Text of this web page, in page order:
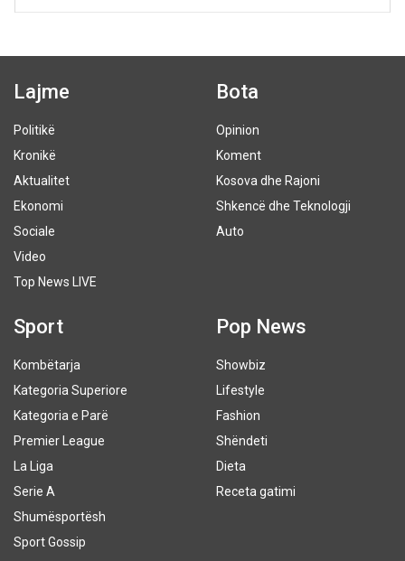
Lajme
Politikë
Kronikë
Aktualitet
Ekonomi
Sociale
Video
Top News LIVE
Bota
Opinion
Koment
Kosova dhe Rajoni
Shkencë dhe Teknologji
Auto
Sport
Kombëtarja
Kategoria Superiore
Kategoria e Parë
Premier League
La Liga
Serie A
Shumësportësh
Sport Gossip
Pop News
Showbiz
Lifestyle
Fashion
Shëndeti
Dieta
Receta gatimi